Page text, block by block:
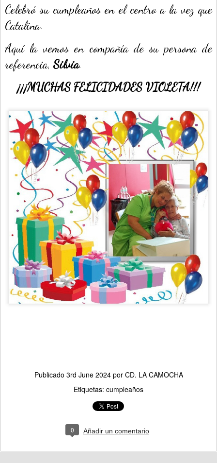
Celebró su cumpleaños en el centro a la vez que
Catalina.
Aquí la vemos en compañía de su persona de
referencia, Silvia.
¡¡¡MUCHAS FELICIDADES VIOLETA!!!
Publicado 3rd June 2024por CD. LA CAMOCHA
Etiquetas: cumpleaños
0 Añadir un comentario